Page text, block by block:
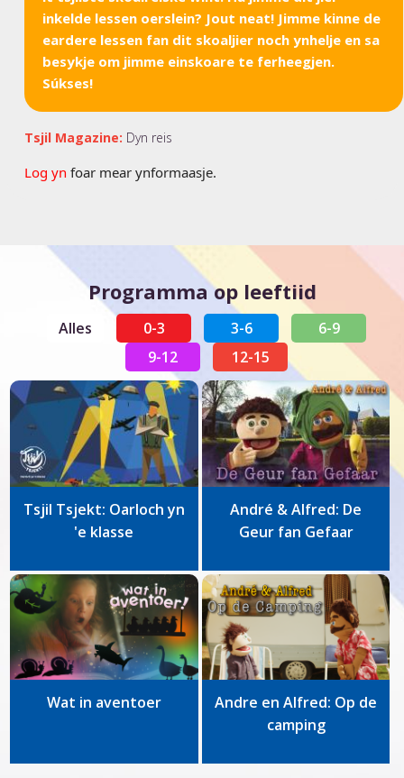
inkelde lessen oerslein? Jout neat! Jimme kinne de
eardere lessen fan dit skoaljier noch ynhelje en sa
besykje om jimme einskoare te ferheegjen.
Súkses!
Tsjil Magazine: Dyn reis
Log yn foar mear ynformaasje.
Programma op leeftiid
Alles 0-3 3-6
6-9
9-12
12-15
Tsjil Tsjekt: Oarloch yn
'e klasse
André & Alfred: De
Geur fan Gefaar
Wat in aventoer
Andre en Alfred: Op de
camping